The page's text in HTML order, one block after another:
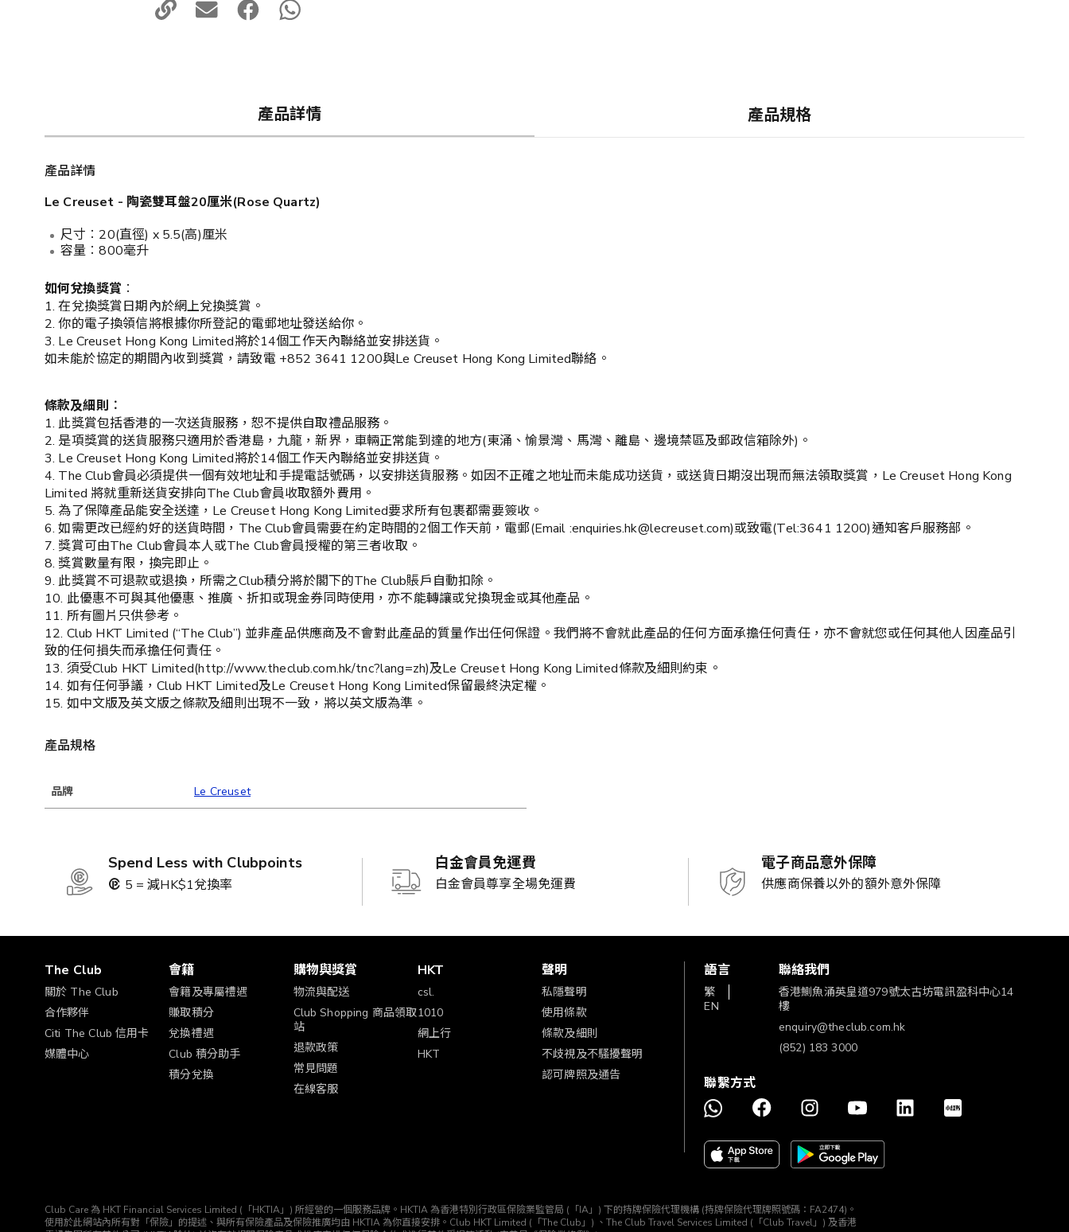
產品詳情 產品規格
產品詳情
Le Creuset - 陶瓷雙耳盤20厘米(Rose Quartz)
尺寸︰20(直徑) x 5.5(高)厘米
容量︰800毫升
如何兌換獎賞 ︰
1. 在兌換獎賞日期內於網上兌換獎賞。
2. 你的電子換領信將根據你所登記的電郵地址發送給你。
3. Le Creuset Hong Kong Limited將於14個工作天內聯絡並安排送貨。
如未能於協定的期間內收到獎賞，請致電 +852 3641 1200與Le Creuset Hong Kong Limited聯絡。
條款及細則︰
1. 此獎賞包括香港的一次送貨服務，恕不提供自取禮品服務。
2. 是項獎賞的送貨服務只適用於香港島，九龍，新界，車輛正常能到達的地方(東涌、愉景灣、馬灣、離島、邊境禁區及郵政信箱除外)。
3. Le Creuset Hong Kong Limited將於14個工作天內聯絡並安排送貨。
4. The Club會員必須提供一個有效地址和手提電話號碼，以安排送貨服務。如因不正確之地址而未能成功送貨，或送貨日期沒出現而無法領取獎賞，Le Creuset Hong Kong
Limited 將就重新送貨安排向The Club會員收取額外費用。
5. 為了保障產品能安全送達，Le Creuset Hong Kong Limited要求所有包裹都需要簽收。
6. 如需更改已經約好的送貨時間，The Club會員需要在約定時間的2個工作天前，電郵(Email :enquiries.hk@lecreuset.com)或致電(Tel:3641 1200)通知客戶服務部。
7. 獎賞可由The Club會員本人或The Club會員授權的第三者收取。
8. 獎賞數量有限，換完即止。
9. 此獎賞不可退款或退換，所需之Club積分將於閣下的The Club賬戶自動扣除。
10. 此優惠不可與其他優惠、推廣、折扣或現金券同時使用，亦不能轉讓或兌換現金或其他產品。
11. 所有圖片只供參考。
12. Club HKT Limited (“The Club”) 並非產品供應商及不會對此產品的質量作出任何保證。我們將不會就此產品的任何方面承擔任何責任，亦不會就您或任何其他人因產品引
致的任何損失而承擔任何責任。
13. 須受Club HKT Limited(http://www.theclub.com.hk/tnc?lang=zh)及Le Creuset Hong Kong Limited條款及細則約束。
14. 如有任何爭議，Club HKT Limited及Le Creuset Hong Kong Limited保留最終決定權。
15. 如中文版及英文版之條款及細則出現不一致，將以英文版為準。
產品規格
品牌 Le Creuset
Spend Less with Clubpoints
5 = 減HK$1兌換率
白金會員免運費
白金會員尊享全場免運費
電子商品意外保障
供應商保養以外的額外意外保障
The Club
關於 The Club
合作夥伴
Citi The Club 信用卡
媒體中心
會籍
會籍及專屬禮遇
賺取積分
兌換禮遇
Club 積分助手
積分兌換
購物與獎賞
物流與配送
Club Shopping 商品領取
站
退款政策
常見問題
在線客服
HKT
csl.
1010
網上行
HKT
聲明
私隱聲明
使用條款
條款及細則
不歧視及不騷擾聲明
認可牌照及通告
語言
繁
EN
聯絡我們
香港鰂魚涌英皇道979號太古坊電訊盈科中心14
樓
enquiry@theclub.com.hk
(852) 183 3000
聯繫方式
Club Care 為 HKT Financial Services Limited (「HKTIA」) 所經營的一個服務品牌。HKTIA 為香港特別行政區保險業監管局 (「IA」) 下的持牌保險代理機構 (持牌保險代理牌照號碼：FA2474)。
使用於此網站內所有對「保險」的提述、與所有保險產品及保險推廣均由 HKTIA 為你直接安排。Club HKT Limited (「The Club」) 、The Club Travel Services Limited (「Club Travel」) 及香港